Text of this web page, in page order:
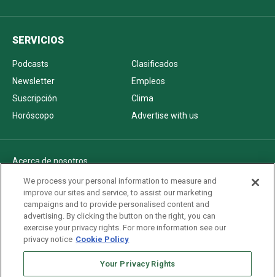
SERVICIOS
Podcasts
Clasificados
Newsletter
Empleos
Suscripción
Clima
Horóscopo
Advertise with us
Acerca de nosotros
Politica de privacidad
Pautas Editoriales
AdChoices
Advertise with us
Newsletters
We process your personal information to measure and
improve our sites and service, to assist our marketing
campaigns and to provide personalised content and
advertising. By clicking the button on the right, you can
exercise your privacy rights. For more information see our
privacy notice Cookie Policy
Your Privacy Rights